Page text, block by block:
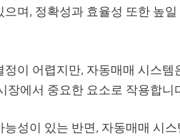
며, 정확성과 효율성 또한 높일
이 어렵지만, 자동매매 시스템
장에서 중요한 요소로 작용합니
성이 있는 반면, 자동매매 시스